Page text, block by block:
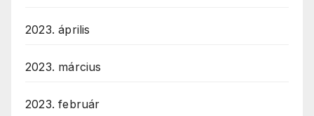
2023. április
2023. március
2023. február